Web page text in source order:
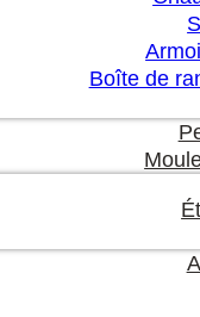
Boîte de